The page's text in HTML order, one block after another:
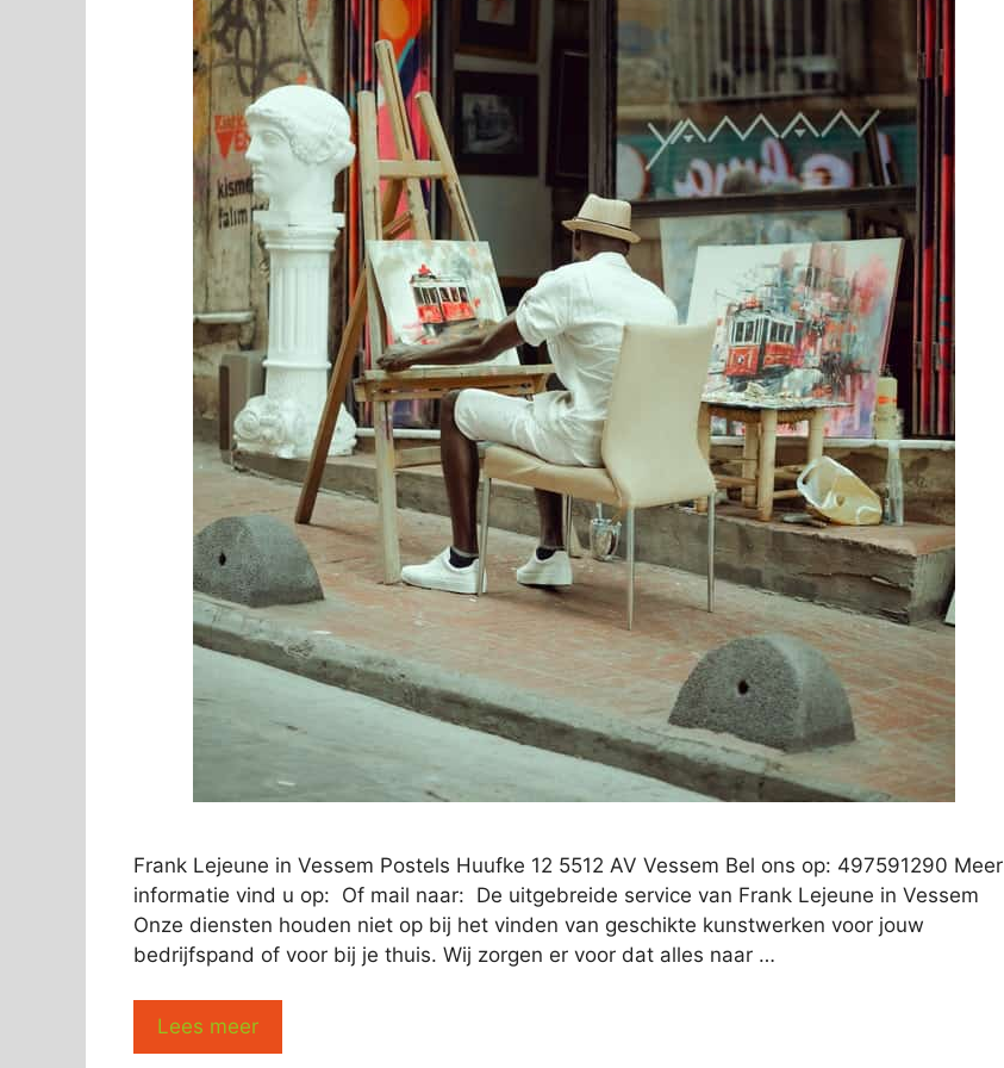
Frank Lejeune in Vessem Postels Huufke 12 5512 AV Vessem Bel ons op: 497591290 Meer
informatie vind u op: Of mail naar: De uitgebreide service van Frank Lejeune in Vessem
Onze diensten houden niet op bij het vinden van geschikte kunstwerken voor jouw
bedrijfspand of voor bij je thuis. Wij zorgen er voor dat alles naar …
Lees meer